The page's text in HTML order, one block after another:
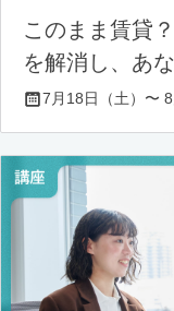
このまま賃貸
を解消し、あ
7月18日（土）〜